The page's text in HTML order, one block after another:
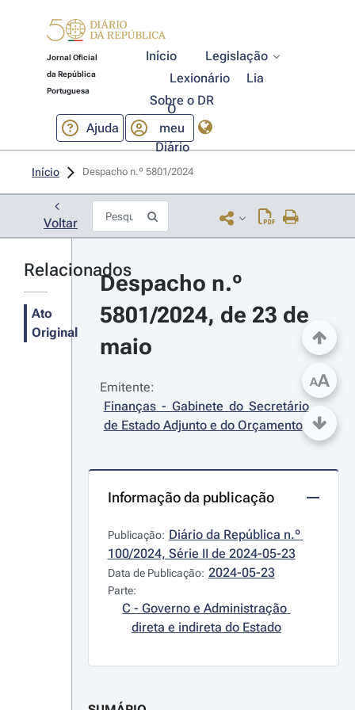
Jornal Oficial
da República
Portuguesa
Início
Legislação
Lexionário
Lia
Sobre o DR
Ajuda
O
meu
Diário
Início Despacho n.º 5801/2024
Voltar
Relacionados
Ato
Original
Despacho n.º
5801/2024, de 23 de
maio
Emitente:
Finanças - Gabinete do Secretário
de Estado Adjunto e do Orçamento
Informação da publicação
Publicação: Diário da República n.º
100/2024, Série II de 2024-05-23
Data de Publicação: 2024-05-23
Parte:
C - Governo e Administração
direta e indireta do Estado
AA